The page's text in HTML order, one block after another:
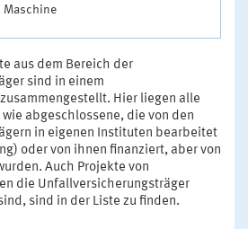
Maschine
aus dem Bereich der
sind in einem
zusammengestellt. Hier liegen alle
abgeschlossene, die von den
in eigenen Instituten bearbeitet
oder von ihnen finanziert, aber von
Auch Projekte von
die Unfallversicherungsträger
sind in der Liste zu finden.